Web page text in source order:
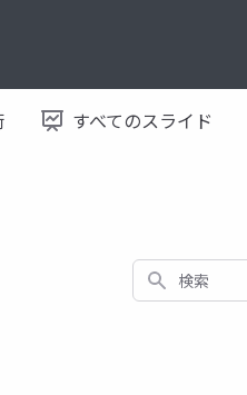
すべてのスライド
検索